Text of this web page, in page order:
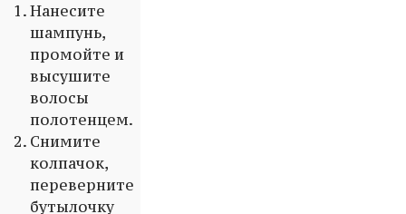
Нанесите
шампунь,
промойте и
высушите
волосы
полотенцем.
Снимите
колпачок,
переверните
бутылочку